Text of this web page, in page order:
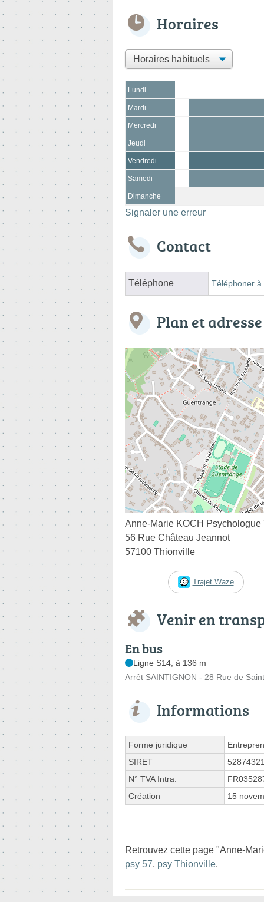
Horaires
Lundi
Mardi
Mercredi
Jeudi
Vendredi
Samedi
Dimanche
Signaler une erreur
Contact
Téléphone Téléphoner à
Plan et adresse
Anne-Marie KOCH
56 Rue Château Jeannot
57100 Thionville
Trajet Waze
Venir en
En bus
Ligne S14, à 136 m
Arrêt SAINTIGNON - 28 Rue de
Informations
Forme juridique
SIRET
N° TVA Intra.
Création
15
Retrouvez cette page "Anne-
psy 57, psy Thionville.